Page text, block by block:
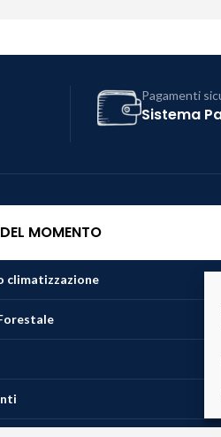
Pagamenti
Sistema
MOMENTO
climatizzazione